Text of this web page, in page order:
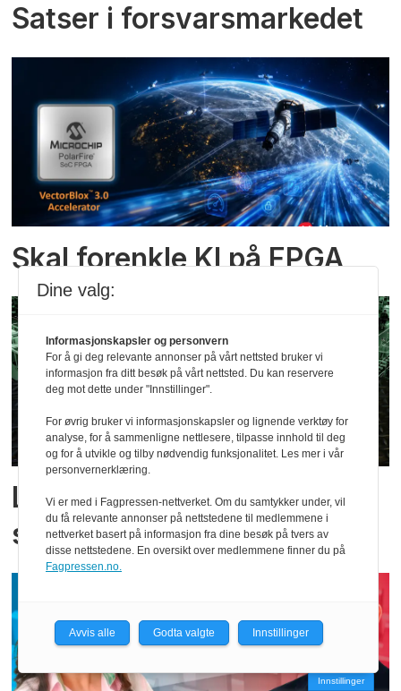
Satser i forsvarsmarkedet
Skal forenkle KI på FPGA
Lavprofil AC-DC
strømforsyninger
Innstillinger
Dine valg:
Informasjonskapsler og personvern
For å gi deg relevante annonser på vårt nettsted bruker vi
informasjon fra ditt besøk på vårt nettsted. Du kan reservere
deg mot dette under "Innstillinger".
For øvrig bruker vi informasjonskapsler og lignende verktøy for
analyse, for å sammenligne nettlesere, tilpasse innhold til deg
og for å utvikle og tilby nødvendig funksjonalitet. Les mer i vår
personvernerklæring.
Vi er med i Fagpressen-nettverket. Om du samtykker under, vil
du få relevante annonser på nettstedene til medlemmene i
nettverket basert på informasjon fra dine besøk på tvers av
disse nettstedene. En oversikt over medlemmene finner du på
Fagpressen.no.
Avvis alle Godta valgte Innstillinger